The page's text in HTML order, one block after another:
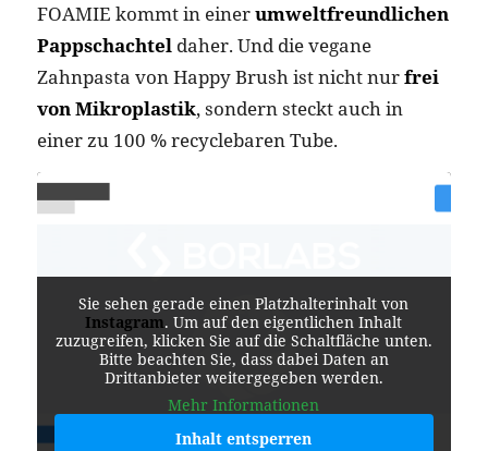
FOAMIE kommt in einerumweltfreundlichen
Pappschachteldaher. Und die vegane
Zahnpasta von Happy Brush ist nicht nurfrei
von Mikroplastik, sondern steckt auch in
einer zu 100 % recyclebaren Tube.
Sie sehen gerade einen Platzhalterinhalt von
Instagram. Um auf den eigentlichen Inhalt
zuzugreifen, klicken Sie auf die Schaltfläche unten.
Bitte beachten Sie, dass dabei Daten an
Drittanbieter weitergegeben werden.
Mehr Informationen
Inhalt entsperren